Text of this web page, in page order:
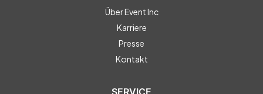
Über Event Inc
Karriere
Presse
Kontakt
SERVICE